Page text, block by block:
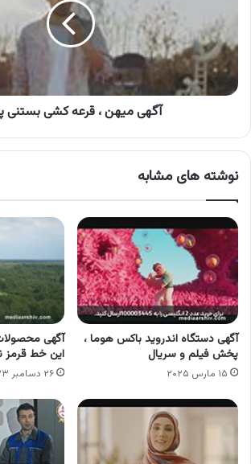
کشی
بستنی
پریما
آگهی میهن ، قرعه کشی بستنی
نوشته های مشابه
آگهی دستگاه اندروید باکس هوما ،
پخش فیلم و سریال
۱۵ مارس ۲۰۲۵
آگهی
این خط
۲۶ دسامبر ۲۰۲۳